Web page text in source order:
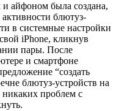
айфоном была создана,
активности блютуз-
в системные настройки
iPhone, кликнув
пары. После
и смартфоне
“создать
блютуз-устройств на
проблем с